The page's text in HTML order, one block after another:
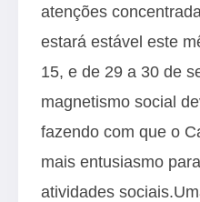
atenções
estará estável este
15, e de 29 a 30 de
magnetismo social
fazendo com que o
mais entusiasmo
atividades